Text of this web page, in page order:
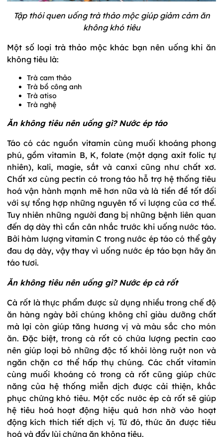
Tập thói quen uống trà thảo mộc giúp giảm cảm ăn
không khó tiêu
Một số loại trà thảo mộc khác bạn nên uống khi ăn
không tiêu là:
Trà cam thảo
Trà bồ công anh
Trà atiso
Trà nghệ
Ăn không tiêu nên uống gì? Nước ép táo
Táo có các nguồn vitamin cùng muối khoáng phong
phú, gồm vitamin B, K, folate (một dạng axit folic tự
nhiên), kali, magie, sắt và canxi cũng như chất xơ.
Chất xơ cùng pectin có trong táo hỗ trợ hệ thống tiêu
hoá vận hành mạnh mẽ hơn nữa và là tiền đề tốt đối
với sự tổng hợp những nguyên tố vi lượng của cơ thể.
Tuy nhiên những người đang bị những bệnh liên quan
đến dạ dày thì cần cân nhắc trước khi uống nước táo.
Bởi hàm lượng vitamin C trong nước ép táo có thể gây
đau dạ dày, vậy thay vì uống nước ép táo bạn hãy ăn
táo tươi.
Ăn không tiêu nên uống gì? Nước ép cà rốt
Cà rốt là thực phẩm được sử dụng nhiều trong chế độ
ăn hàng ngày bởi chúng không chỉ giàu dưỡng chất
mà lại còn giúp tăng hương vị và màu sắc cho món
ăn. Đặc biệt, trong cà rốt có chứa lượng pectin cao
nên giúp loại bỏ những độc tố khỏi lòng ruột non và
ngăn chặn cơ thể hấp thụ chúng. Các chất vitamin
cùng muối khoáng có trong cà rốt cũng giúp chức
năng của hệ thống miễn dịch được cải thiện, khắc
phục chứng khó tiêu. Một cốc nước ép cà rốt sẽ giúp
hệ tiêu hoá hoạt động hiệu quả hơn nhờ vào hoạt
động kích thích tiết dịch vị. Từ đó, thức ăn được tiêu
hoá và đẩy lùi chứng ăn không tiêu.